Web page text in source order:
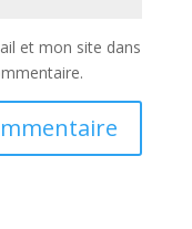
et mon site dans